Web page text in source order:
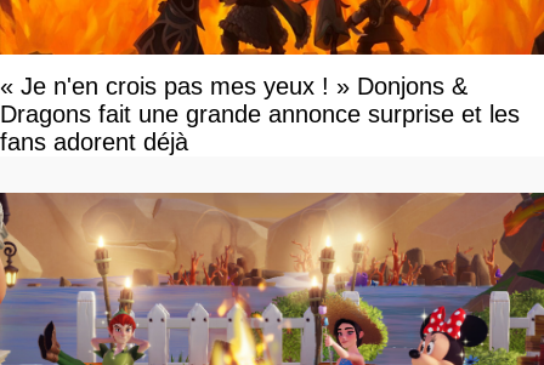
« Je n'en crois pas mes yeux ! » Donjons &
Dragons fait une grande annonce surprise et les
fans adorent déjà